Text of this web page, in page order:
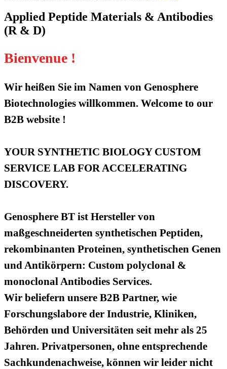
Applied Peptide Materials & Antibodies
(R & D)
Bienvenue !
Wir heißen Sie im Namen von Genosphere
Biotechnologies willkommen. Welcome to our
B2B website !
YOUR SYNTHETIC BIOLOGY CUSTOM
SERVICE LAB FOR ACCELERATING
DISCOVERY.
Genosphere BT ist Hersteller von
maßgeschneiderten synthetischen Peptiden,
rekombinanten Proteinen, synthetischen Genen
und Antikörpern: Custom polyclonal &
monoclonal Antibodies Services.
Wir beliefern unsere B2B Partner, wie
Forschungslabore der Industrie, Kliniken,
Behörden und Universitäten seit mehr als 25
Jahren. Privatpersonen, ohne entsprechende
Sachkundenachweise, können wir leider nicht